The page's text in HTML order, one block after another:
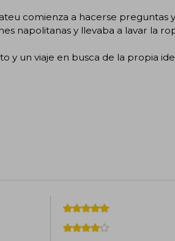
comienza a hacerse preguntas
napolitanas y llevaba a lavar la
y un viaje en busca de la propia